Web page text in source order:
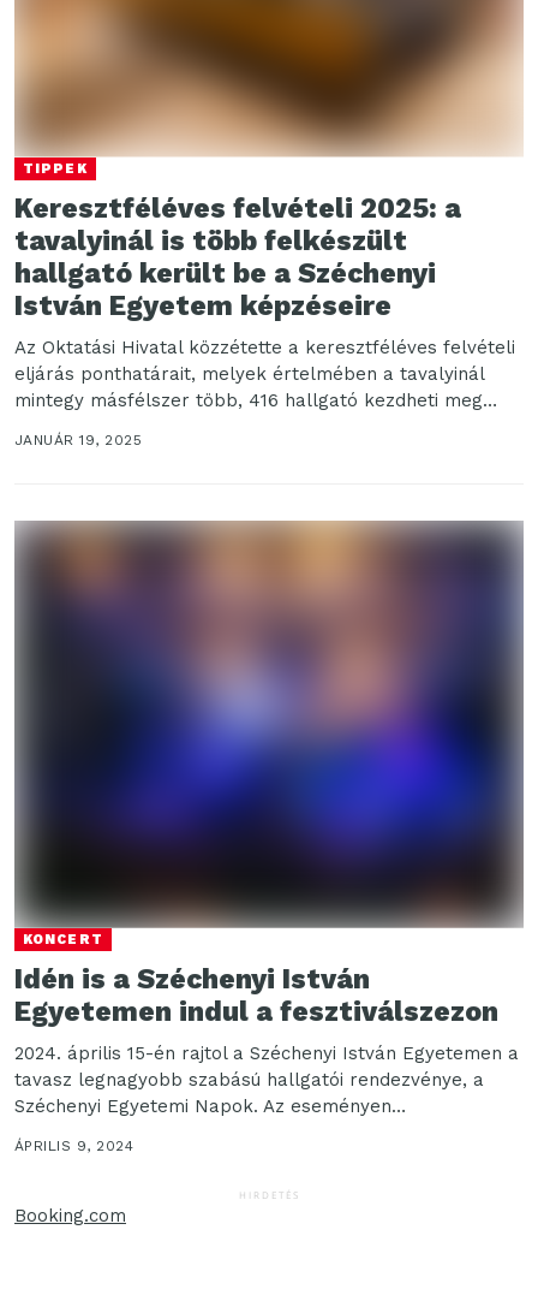
TIPPEK
Keresztféléves felvételi 2025: a
tavalyinál is több felkészült
hallgató került be a Széchenyi
István Egyetem képzéseire
Az Oktatási Hivatal közzétette a keresztféléves felvételi
eljárás ponthatárait, melyek értelmében a tavalyinál
mintegy másfélszer több, 416 hallgató kezdheti meg
JANUÁR 19, 2025
KONCERT
Idén is a Széchenyi István
Egyetemen indul a fesztiválszezon
2024. április 15-én rajtol a Széchenyi István Egyetemen a
tavasz legnagyobb szabású hallgatói rendezvénye, a
Széchenyi Egyetemi Napok. Az eseményen
sportprogramok, játékok és...
ÁPRILIS 9, 2024
HIRDETÉS
Booking.com